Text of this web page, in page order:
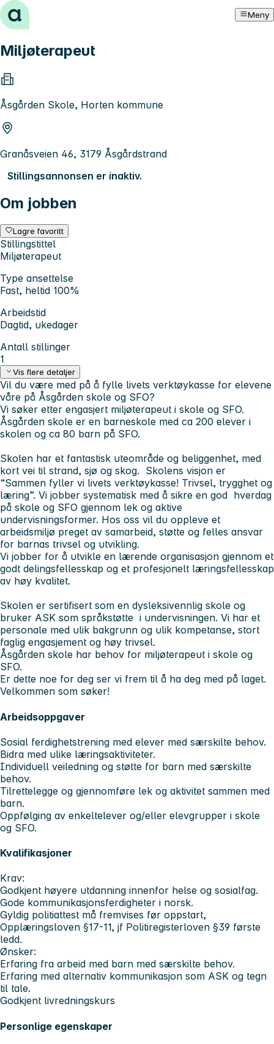
Hopp til innhold Meny
Miljøterapeut
Åsgården Skole, Horten kommune
Granåsveien 46, 3179 Åsgårdstrand
Stillingsannonsen er inaktiv.
Om jobben
Lagre favoritt
Stillingstittel
Miljøterapeut
Type ansettelse
Fast, heltid 100%
Arbeidstid
Dagtid, ukedager
Antall stillinger
1
Vis flere detaljer
Vil du være med på å fylle livets verktøykasse for elevene
våre på Åsgården skole og SFO?
Vi søker etter engasjert miljøterapeut i skole og SFO.
Åsgården skole er en barneskole med ca 200 elever i
skolen og ca 80 barn på SFO.
Skolen har et fantastisk uteområde og beliggenhet, med
kort vei til strand, sjø og skog. Skolens visjon er
“Sammen fyller vi livets verktøykasse! Trivsel, trygghet og
læring”. Vi jobber systematisk med å sikre en god hverdag
på skole og SFO gjennom lek og aktive
undervisningsformer. Hos oss vil du oppleve et
arbeidsmiljø preget av samarbeid, støtte og felles ansvar
for barnas trivsel og utvikling.
Vi jobber for å utvikle en lærende organisasjon gjennom et
godt delingsfellesskap og et profesjonelt læringsfellesskap
av høy kvalitet.
Skolen er sertifisert som en dysleksivennlig skole og
bruker ASK som språkstøtte i undervisningen. Vi har et
personale med ulik bakgrunn og ulik kompetanse, stort
faglig engasjement og høy trivsel.
Åsgården skole har behov for miljøterapeut i skole og
SFO.
Er dette noe for deg ser vi frem til å ha deg med på laget.
Velkommen som søker!
Arbeidsoppgaver
Sosial ferdighetstrening med elever med særskilte behov.
Bidra med ulike læringsaktiviteter.
Individuell veiledning og støtte for barn med særskilte
behov.
Tilrettelegge og gjennomføre lek og aktivitet sammen med
barn.
Oppfølging av enkeltelever og/eller elevgrupper i skole
og SFO.
Kvalifikasjoner
Krav:
Godkjent høyere utdanning innenfor helse og sosialfag.
Gode kommunikasjonsferdigheter i norsk.
Gyldig politiattest må fremvises før oppstart,
Opplæringsloven §17-11, jf Politiregisterloven §39 første
ledd.
Ønsker:
Erfaring fra arbeid med barn med særskilte behov.
Erfaring med alternativ kommunikasjon som ASK og tegn
til tale.
Godkjent livredningskurs
Personlige egenskaper